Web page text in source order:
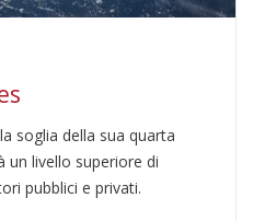
soglia della sua quarta
un livello superiore di
pubblici e privati.